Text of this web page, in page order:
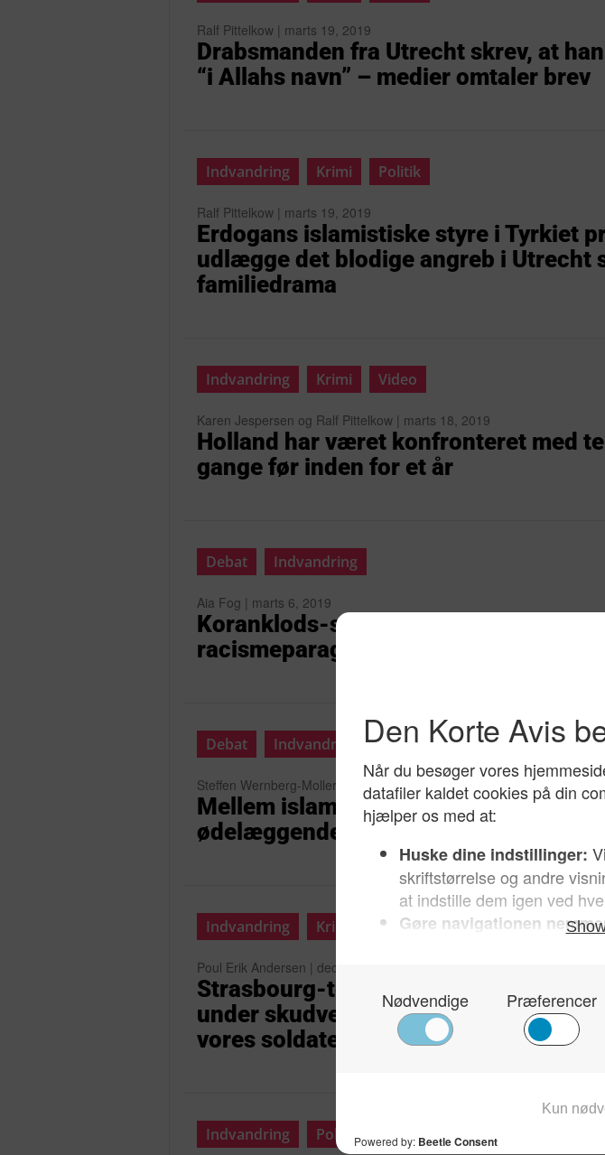
Ralf Pittelkow | marts 19, 2019
Drabsmanden fra Utrecht skrev, at
“i Allahs navn” – medier omtaler brev
Indvandring Krimi Politik
Ralf Pittelkow | marts 19, 2019
Erdogans islamistiske styre i Tyrkiet
udlægge det blodige angreb i Utrecht
familiedrama
Indvandring Krimi Video
Karen Jespersen og Ralf Pittelkow | marts 18, 2019
Holland har været konfronteret med
gange før inden for et år
Debat Indvandring
Aia Fog | marts 6, 2019
Koranklods-sagen er endnu et
racismeparagraffen bør afskaffes
Debat Indvandring
Steffen Wernberg-Moller | januar 3, 2019
Mellem islam og kulturradikal
ødelæggende klemme
Indvandring Krimi
Poul Erik Andersen | december 14, 2018
Strasbourg-terroristen Cherif
under skudveksling med politiet – han
vores soldater, hævder Islamisk Stat nu
Indvandring Politik